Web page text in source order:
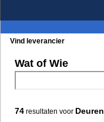
Vind leverancier
Wat of Wie
74 resultaten voor Deuren